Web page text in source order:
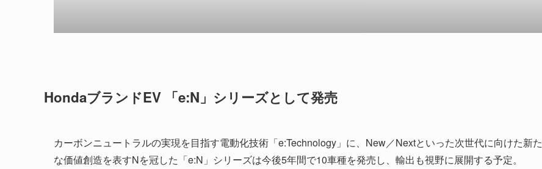
HondaブランドEV 「e:N」シリーズとして発売
カーボンニュートラルの実現を目指す電動化技術「e:Technology」に、New／Nextといった次世代に向けた新た
な価値創造を表すNを冠した「e:N」シリーズは今後5年間で10車種を発売し、輸出も視野に展開する予定。